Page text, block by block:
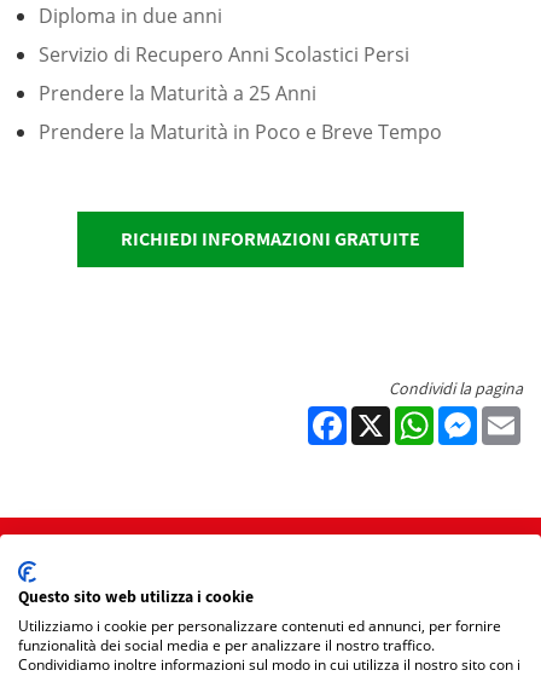
Diploma in due anni
Servizio di Recupero Anni Scolastici Persi
Prendere la Maturità a 25 Anni
Prendere la Maturità in Poco e Breve Tempo
RICHIEDI INFORMAZIONI GRATUITE
Condividi la pagina
Facebook
X WhatsApp
Mappa Sito
Privacy Policy
Questo sito web utilizza i cookie
Utilizziamo i cookie per personalizzare contenuti ed annunci, per fornire
funzionalità dei social media e per analizzare il nostro traffico.
Condividiamo inoltre informazioni sul modo in cui utilizza il nostro sito con i